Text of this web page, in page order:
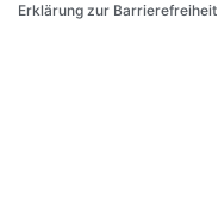
Erklärung zur Barrierefreiheit